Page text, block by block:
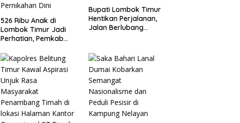
526 Ribu Anak di
Lombok Timur Jadi
Perhatian, Pemkab
Kekerasan hingga
Pernikahan Dini
Bupati Lombok Timur
Hentikan Perjalanan,
Jalan Berlubang